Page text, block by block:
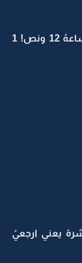
غادهً : ماادري برجع معهم يعني اكيد ع الساعهً 12 ونص! 1
يعني ارجعيً